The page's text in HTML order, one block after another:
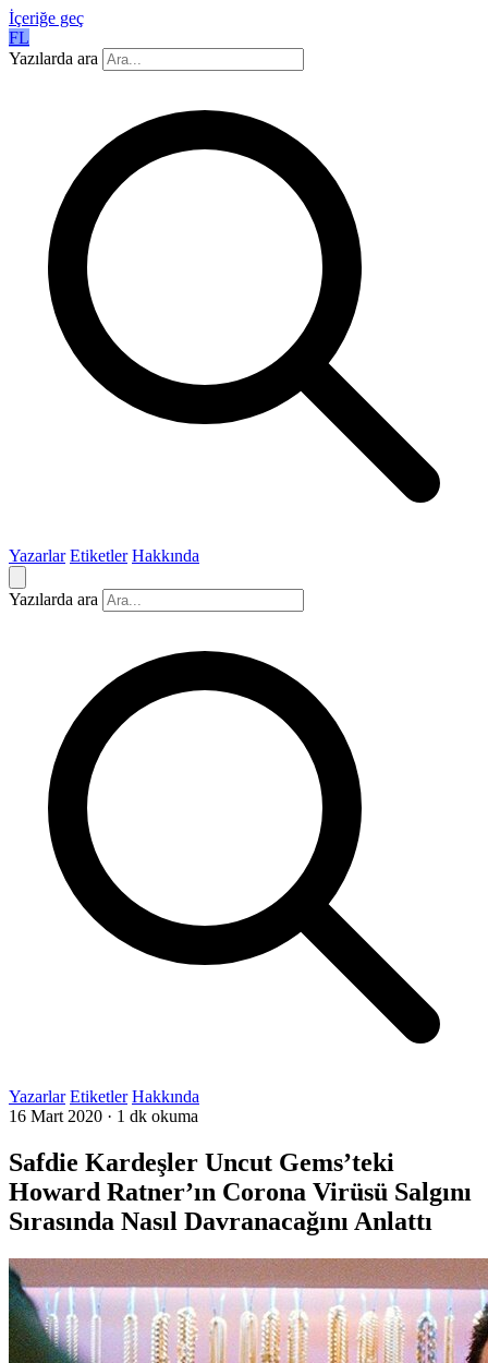
İçeriğe geç
FL
Yazılarda ara
Yazarlar Etiketler Hakkında
Yazılarda ara
Yazarlar Etiketler Hakkında
16 Mart 2020 · 1 dk okuma
Safdie Kardeşler Uncut Gems’teki
Howard Ratner’ın Corona Virüsü Salgını
Sırasında Nasıl Davranacağını Anlattı